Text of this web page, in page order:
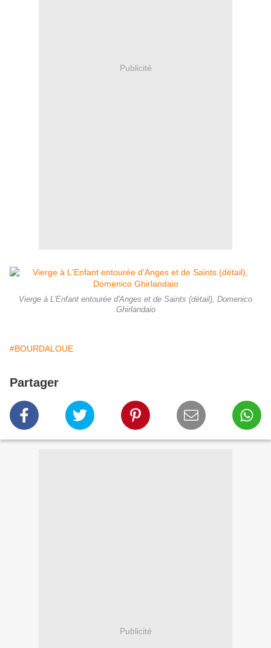
Publicité
Vierge à L'Enfant entourée d'Anges et de Saints (détail), Domenico
Ghirlandaio
#BOURDALOUE
Partager
Publicité